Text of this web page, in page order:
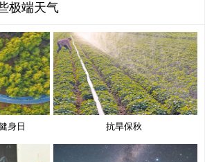
极端天气
身日 抗旱保秋